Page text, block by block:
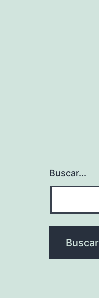
Buscar...